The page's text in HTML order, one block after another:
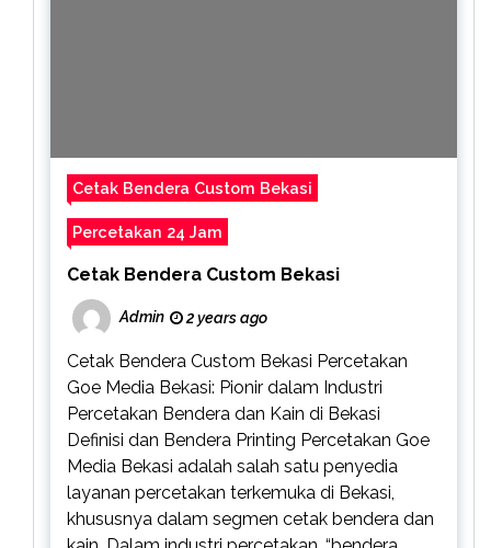
Cetak Bendera Custom Bekasi
Percetakan 24 Jam
Cetak Bendera Custom Bekasi
Admin 2 years ago
Cetak Bendera Custom Bekasi Percetakan
Goe Media Bekasi: Pionir dalam Industri
Percetakan Bendera dan Kain di Bekasi
Definisi dan Bendera Printing Percetakan Goe
Media Bekasi adalah salah satu penyedia
layanan percetakan terkemuka di Bekasi,
khususnya dalam segmen cetak bendera dan